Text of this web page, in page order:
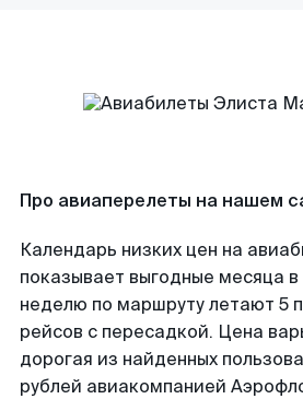
Про авиаперелеты на нашем
Календарь низких цен на
показывает выгодные месяца
неделю по маршруту летают 5
рейсов с пересадкой. Цена
дорогая из найденных
рублей авиакомпанией